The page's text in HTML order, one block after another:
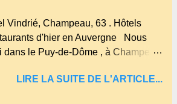
considéré comme "sans fond"
forme d'entonnoir entraînant vers les
de la terre, les malheureux qui
Vindrié, Champeau, 63 . Hôtels
d'hier en Auvergne Nous
dans le Puy-de-Dôme , à Champeau
de Servant . L'Hôtel-Restaurant
LIRE LA SUITE DE L'ARTICLE...